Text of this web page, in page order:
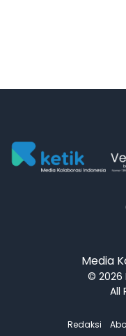
Media
© 2026
All
Redaksi